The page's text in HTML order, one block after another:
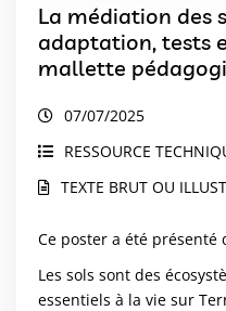
La médiation des
adaptation, tests
mallette
07/07/2025
RESSOURCE
TEXTE BRUT OU
Ce poster a été présenté
Les sols sont des
essentiels à la vie sur